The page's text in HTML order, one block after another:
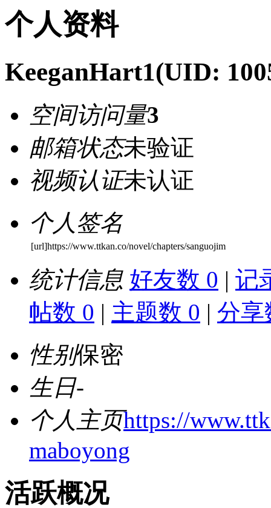
个人资料
KeeganHart1(UID:
空间访问量3
邮箱状态未验证
视频认证未认证
个人签名
[url]https://www.ttkan.co/novel/chapters/sanguojim
统计信息 好友数 0 | 记
帖数 0 | 主题数 0 | 分享
性别保密
生日-
个人主页https://
maboyong
活跃概况